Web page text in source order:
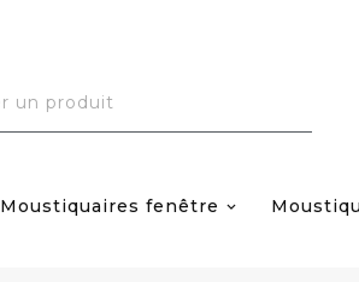
Moustiquaires fenêtre